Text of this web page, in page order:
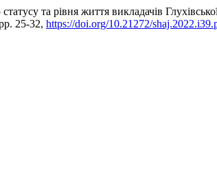
та рівня життя викладачів Глухівської
25-32, https://doi.org/10.21272/